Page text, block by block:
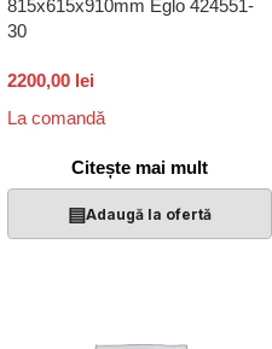
815x615x910mm Eglo 424551-
30
2200,00 lei
La comandă
Citește mai mult
▤Adaugă la ofertă